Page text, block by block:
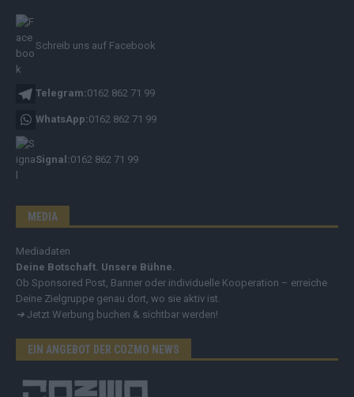
Schreib uns auf Facebook
Telegram:0162 862 71 99
WhatsApp:0162 862 71 99
Signal:0162 862 71 99
MEDIA
Mediadaten
Deine Botschaft. Unsere Bühne.
Ob Sponsored Post, Banner oder individuelle Kooperation – erreiche
Deine Zielgruppe genau dort, wo sie aktiv ist.
➔ Jetzt Werbung buchen & sichtbar werden!
EIN ANGEBOT DER COZMO NEWS